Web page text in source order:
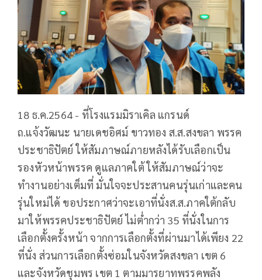
18 ธ.ค.2564 - ที่โรงแรมมิราเคิล แกรนด์
ถ.แจ้งวัฒนะ นายเดชอิศม์ ขาวทอง ส.ส.สงขลา พรรค
ประชาธิปัตย์ ให้สัมภาษณ์ภายหลังได้รับเลือกเป็น
รองหัวหน้าพรรค ดูแลภาคใต้ ให้สัมภาษณ์ว่าจะ
ทำงานอย่างเต็มที่ มั่นใจจะประสานคนรุ่นเก่าและคน
รุ่นใหม่ได้ ขอประกาศว่าจะเอาที่นั่งส.ส.ภาคใต้กลับ
มาให้พรรคประชาธิปัตย์ ไม่ต่ำกว่า 35 ที่นั่งในการ
เลือกตั้งครั้งหน้า จากการเลือกตั้งที่ผ่านมาได้เพียง 22
ที่นั่ง ส่วนการเลือกตั้งซ่อมในจังหวัดสงขลา เขต 6
และจังหวัดชุมพร เขต 1 ตามมารยาทพรรคพลัง